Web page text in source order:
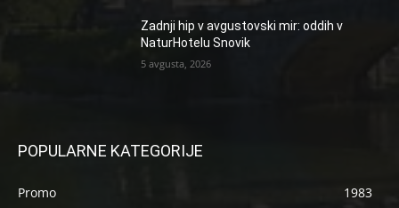
Zadnji hip v avgustovski mir: oddih v
NaturHotelu Snovik
5 avgusta, 2026
POPULARNE KATEGORIJE
Promo
1983